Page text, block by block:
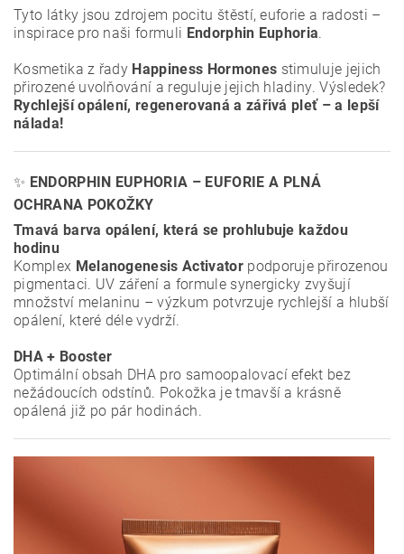
Tyto látky jsou zdrojem pocitu štěstí, euforie a radosti –
inspirace pro naši formuli Endorphin Euphoria.
Kosmetika z řady Happiness Hormones stimuluje jejich
přirozené uvolňování a reguluje jejich hladiny. Výsledek?
Rychlejší opálení, regenerovaná a zářivá pleť – a lepší
nálada!
✨ ENDORPHIN EUPHORIA – EUFORIE A PLNÁ
OCHRANA POKOŽKY
Tmavá barva opálení, která se prohlubuje každou
hodinu
Komplex Melanogenesis Activatorpodporuje přirozenou
pigmentaci. UV záření a formule synergicky zvyšují
množství melaninu – výzkum potvrzuje rychlejší a hlubší
opálení, které déle vydrží.
DHA + Booster
Optimální obsah DHA pro samoopalovací efekt bez
nežádoucích odstínů. Pokožka je tmavší a krásně
opálená již po pár hodinách.